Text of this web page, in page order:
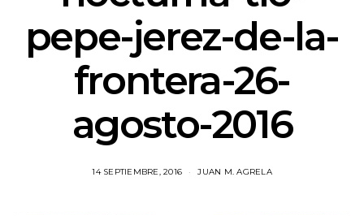
pepe-jerez-de-la-
frontera-26-
agosto-2016
14 SEPTIEMBRE, 2016 JUAN M. AGRELA